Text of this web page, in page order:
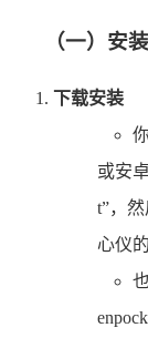
（一）安
下载安装
或安
t”，
心仪